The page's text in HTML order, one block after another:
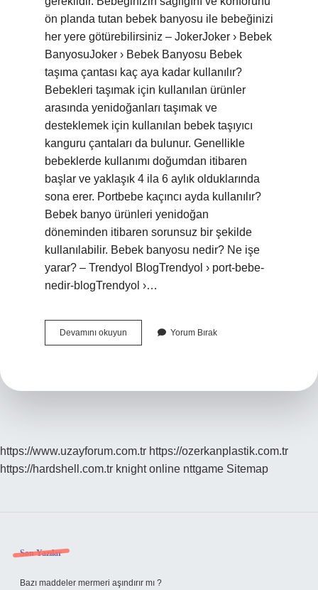
ön planda tutan bebek banyosu ile bebeğinizi
her yere götürebilirsiniz – JokerJoker › Bebek
BanyosuJoker › Bebek Banyosu Bebek
taşıma çantası kaç aya kadar kullanılır?
Bebekleri taşımak için kullanılan ürünler
arasında yenidoğanları taşımak ve
desteklemek için kullanılan bebek taşıyıcı
kanguru çantaları da bulunur. Genellikle
bebeklerde kullanımı doğumdan itibaren
başlar ve yaklaşık 4 ila 6 aylık olduklarında
sona erer. Portbebe kaçıncı ayda kullanılır?
Bebek banyo ürünleri yenidoğan
döneminden itibaren sorunsuz bir şekilde
kullanılabilir. Bebek banyosu nedir? Ne işe
yarar? – Trendyol BlogTrendyol › port-bebe-
nedir-blogTrendyol ›…
Devamını okuyun
Bebe
Yorum Bırak
https://www.uzayforum.com.tr https://ozerkanplastik.com.tr
https://hardshell.com.tr knight online nttgame Sitemap
Sidebar
Son Yazılar
Bazı maddeler mermeri aşındırır mı ?